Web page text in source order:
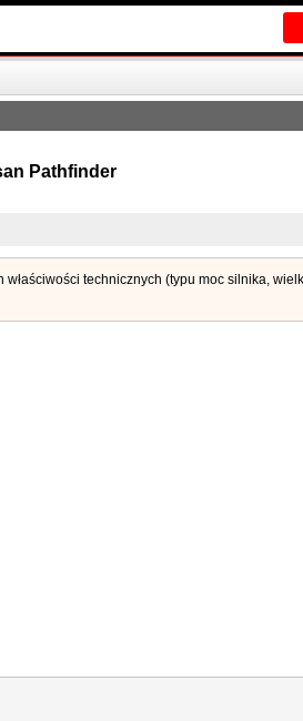
Pathfinder
technicznych (typu moc silnika,